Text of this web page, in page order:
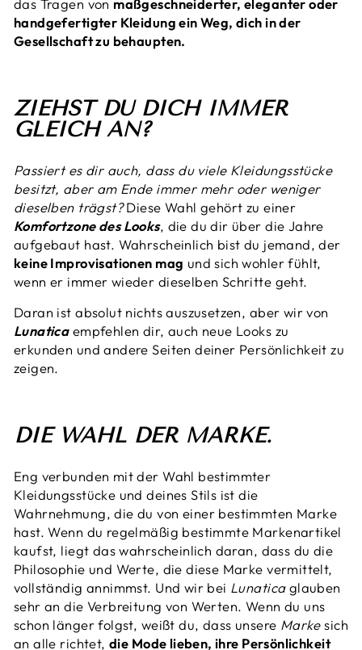
das Tragen von maßgeschneiderter, eleganter oder
handgefertigter Kleidung ein Weg, dich in der
Gesellschaft zu behaupten.
ZIEHST DU DICH IMMER
GLEICH AN?
Passiert es dir auch, dass du viele Kleidungsstücke
besitzt, aber am Ende immer mehr oder weniger
dieselben trägst?Diese Wahl gehört zu einer
Komfortzone des Looks, die du dir über die Jahre
aufgebaut hast. Wahrscheinlich bist du jemand, der
keine Improvisationen mag und sich wohler fühlt,
wenn er immer wieder dieselben Schritte geht.
Daran ist absolut nichts auszusetzen, aber wir von
Lunaticaempfehlen dir, auch neue Looks zu
erkunden und andere Seiten deiner Persönlichkeit zu
zeigen.
DIE WAHL DER MARKE.
Eng verbunden mit der Wahl bestimmter
Kleidungsstücke und deines Stils ist die
Wahrnehmung, die du von einer bestimmten Marke
hast. Wenn du regelmäßig bestimmte Markenartikel
kaufst, liegt das wahrscheinlich daran, dass du die
Philosophie und Werte, die diese Marke vermittelt,
vollständig annimmst. Und wir bei Lunaticaglauben
sehr an die Verbreitung von Werten. Wenn du uns
schon länger folgst, weißt du, dass unsere Markesich
an alle richtet,die Mode lieben, ihre Persönlichkeit